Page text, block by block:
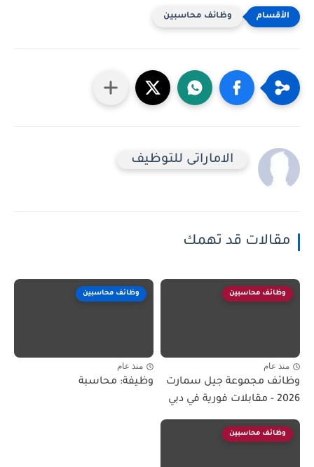
وظائف محاسبين
الاماراتى للتوظيف
مقالات قد تهمك
وظائف محاسبين
منذ عام
وظائف مجموعة جيل سمارت
2026 - مقابلات فورية في دبي
وظائف محاسبين
منذ عام
وظيفة: محاسبة
وظائف محاسبين